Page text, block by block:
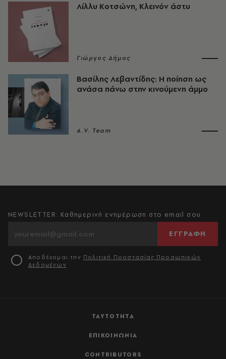
Λίλλυ Κοτσώνη, Κλεινόν άστυ
Γιώργος Δήμος
Βασίλης Λεβαντίδης: Η ποίηση ως
ανάσα πάνω στην κινούμενη άμμο
A.V. Team
ΤΑΥΤΟΤΗΤΑ
ΕΠΙΚΟΙΝΩΝΙΑ
CONTRIBUTORS
NEWSLETTER: Καθημερινή ενημέρωση στο email σου
ΕΓΓΡΑΦΗ
Αποδέχομαι την Πολιτική Προστασίας Προσωπικών
Δεδομένων